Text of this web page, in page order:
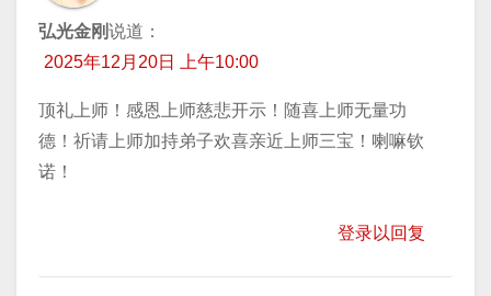
弘光金刚说道：
2025年12月20日 上午10:00
顶礼上师！感恩上师慈悲开示！随喜上师无量功
德！祈请上师加持弟子欢喜亲近上师三宝！喇嘛钦
诺！
登录以回复